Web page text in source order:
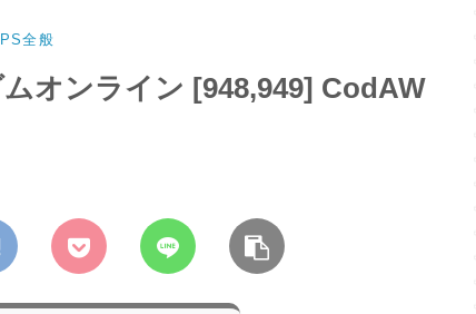
全般
ムオンライン [948,949] CodAW